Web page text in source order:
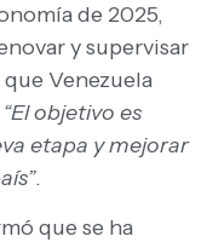
de 2025,
y supervisar
Venezuela
“El objetivo es
etapa y mejorar
.
que se ha